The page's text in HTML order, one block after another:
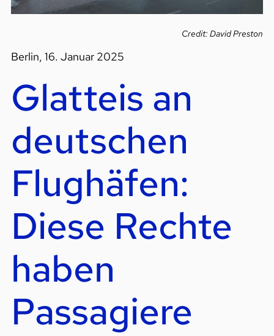
Credit: David Preston
Berlin, 16. Januar 2025
Glatteis an
deutschen
Flughäfen:
Diese Rechte
haben
Passagiere